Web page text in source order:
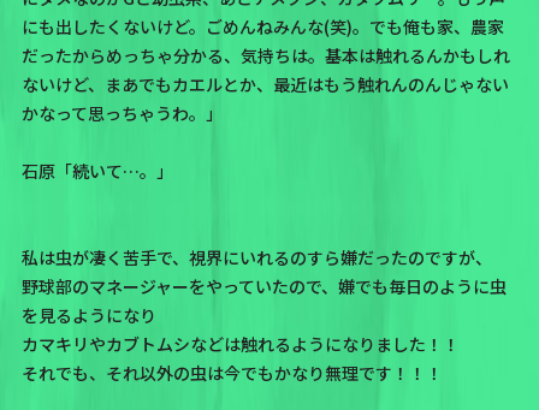
にも出したくないけど。ごめんねみんな(笑)。でも俺も家、農家
だったからめっちゃ分かる、気持ちは。基本は触れるんかもしれ
ないけど、まあでもカエルとか、最近はもう触れんのんじゃない
かなって思っちゃうわ。」
石原「続いて…。」
私は虫が凄く苦手で、視界にいれるのすら嫌だったのですが、
野球部のマネージャーをやっていたので、嫌でも毎日のように虫
を見るようになり
カマキリやカブトムシなどは触れるようになりました！！
それでも、それ以外の虫は今でもかなり無理です！！！